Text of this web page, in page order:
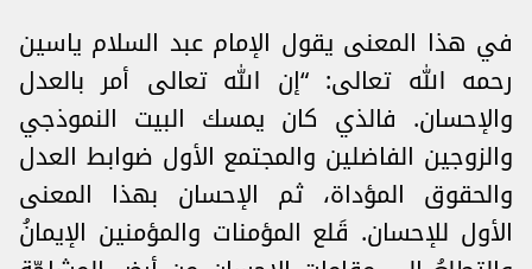
في هذا المعنى يقول الإمام عبد السلام ياسين
رحمه الله تعالى: “إن الله تعالى أمر بالعدل
والإحسان. فالذي كان يمسك البيت النموذجي
والزوجين الفاضلين والمجتمع الأول ضوابط العدل
والحقوق المؤداة، ثم الإحسان بهذا المعنى
الأول للإحسان. قَلع المؤمنات والمؤمنين الإيمانُ